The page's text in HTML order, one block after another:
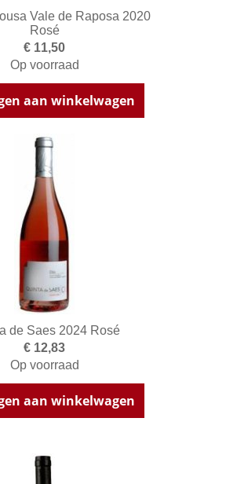
Vale de Raposa 2020
Rosé
€ 11,50
Op voorraad
aan winkelwagen
de Saes 2024 Rosé
€ 12,83
Op voorraad
aan winkelwagen